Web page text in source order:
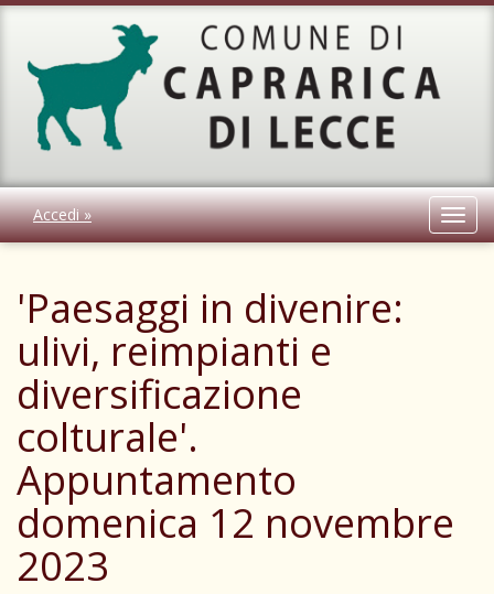
Accedi »
'Paesaggi in divenire:
ulivi, reimpianti e
diversificazione
colturale'.
Appuntamento
domenica 12 novembre
2023